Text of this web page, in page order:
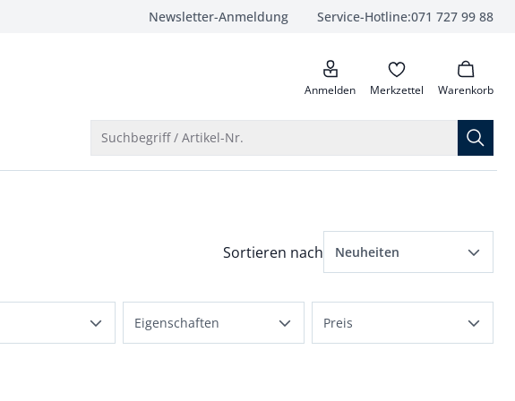
Newsletter-Anmeldung Service-Hotline:071 727 99 88
anrufen
Anmelden Merkzettel Warenkorb
Suchbegriff / Artikel-Nr.
Menü Sortierung: Neuheiten ausgewählt
Sortieren nach Neuheiten
Preis aufsteigend
Eigenschaften Preis